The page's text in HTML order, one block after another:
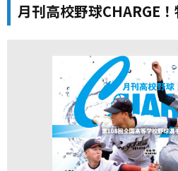
月刊高校野球CHARGE